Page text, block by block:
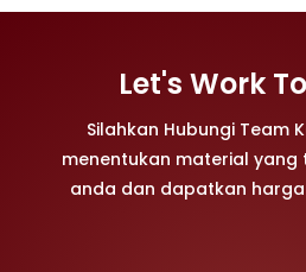
Let's Work
Silahkan Hubungi Team
menentukan material
anda dan dapatkan